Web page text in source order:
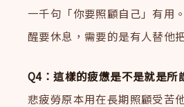
一千句「你要照顧自己」有用
醒要休息，需要的是有人替他
Q4：這樣的疲憊是不是就是所
悲疲勞原本用在長期照顧受苦